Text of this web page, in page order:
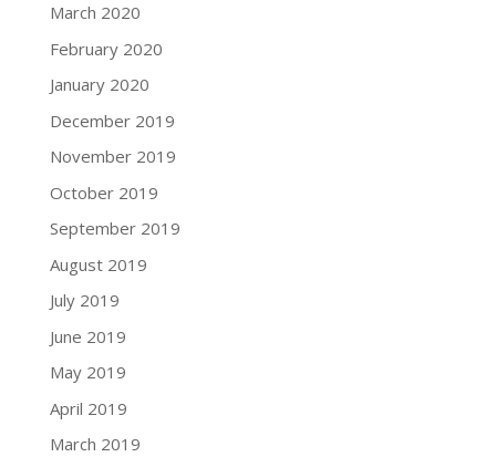
March 2020
February 2020
January 2020
December 2019
November 2019
October 2019
September 2019
August 2019
July 2019
June 2019
May 2019
April 2019
March 2019